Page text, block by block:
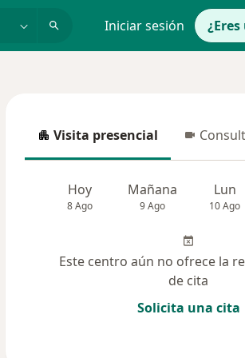
Iniciar sesión
Visita presencial
Visita presencial
Hoy
8 Ago
Mañana
9 Ago
Lun
10 Ago
Este centro aún no ofrece la
de cita
Solicita una cita